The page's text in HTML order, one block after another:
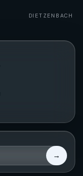
DIETZENBACH
→